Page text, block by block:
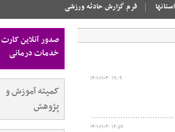
استانها فرم گزارش حادثه ورزشی
۱۴۰۱-۱۱-۳۰ ۱۷:۰۹
۱۴۰۱-۱۱-۳۰ ۱۶:۵۹
صدور آنلاین کارت
خدمات درمانی
کمیته آموزش و
پژوهش